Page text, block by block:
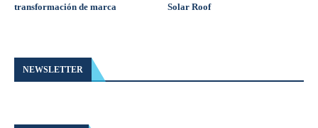
transformación de marca
Solar Roof
NEWSLETTER